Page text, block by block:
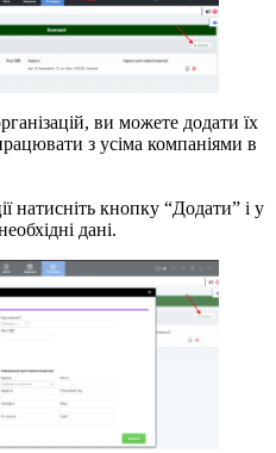
ви можете додати їх
з усіма компаніями в
натисніть кнопку “Додати” і у
дані.